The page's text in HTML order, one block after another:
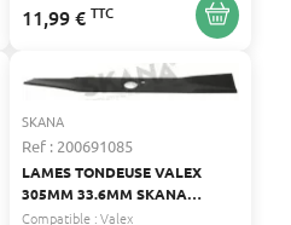
11,99 € TTC
SKANA
Ref : 200691085
LAMES TONDEUSE VALEX
305MM 33.6MM SKANA
1489820, 5950481
Compatible :Valex